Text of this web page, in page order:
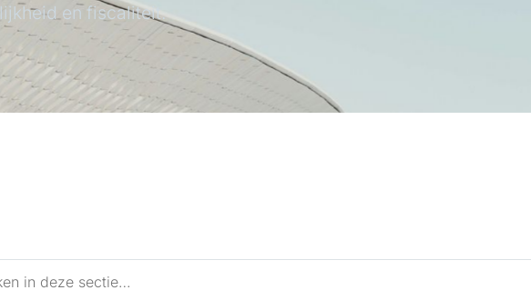
en fiscaliteit.